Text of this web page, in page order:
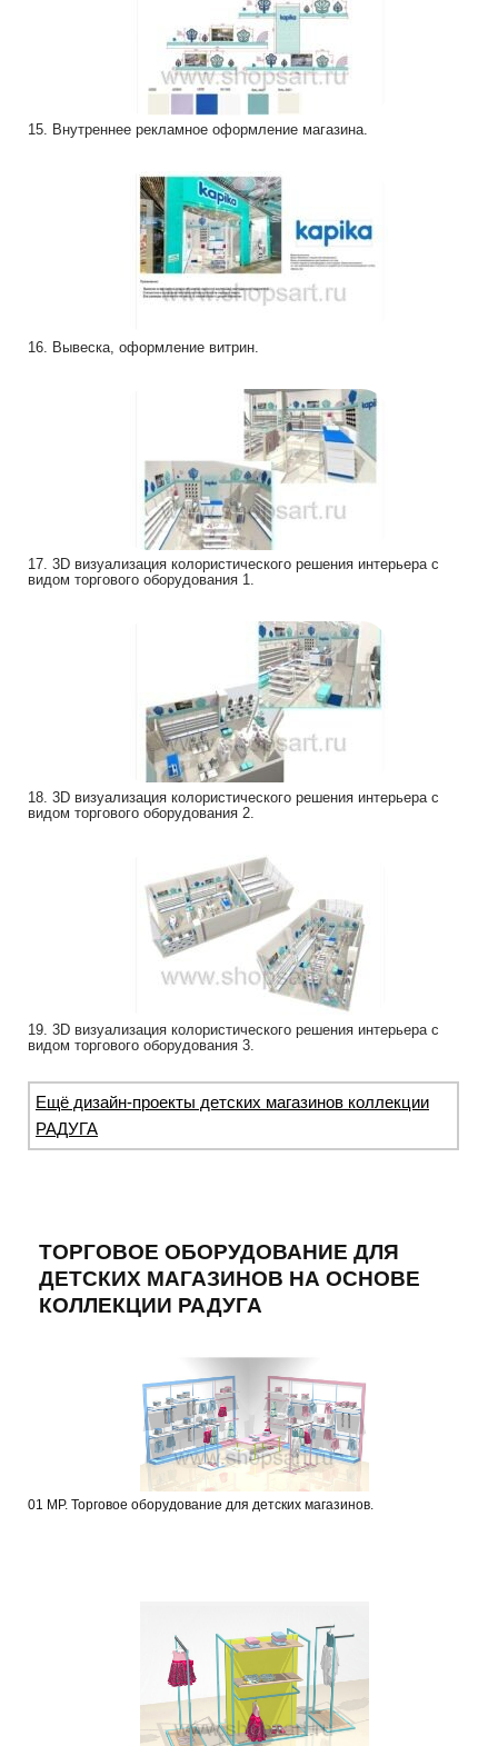
15. Внутреннее рекламное оформление магазина.
16. Вывеска, оформление витрин.
17. 3D визуализация колористического решения интерьера с
видом торгового оборудования 1.
18. 3D визуализация колористического решения интерьера с
видом торгового оборудования 2.
19. 3D визуализация колористического решения интерьера с
видом торгового оборудования 3.
Ещё дизайн-проекты детских магазинов коллекции
РАДУГА
ТОРГОВОЕ ОБОРУДОВАНИЕ ДЛЯ
ДЕТСКИХ МАГАЗИНОВ НА ОСНОВЕ
КОЛЛЕКЦИИ РАДУГА
01 МР. Торговое оборудование для детских магазинов.